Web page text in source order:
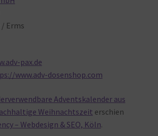
Erms
pax.de
www.adv-dosenshop.com
Adventskalender aus
Weihnachtszeit erschien
– Webdesign & SEO, Köln.